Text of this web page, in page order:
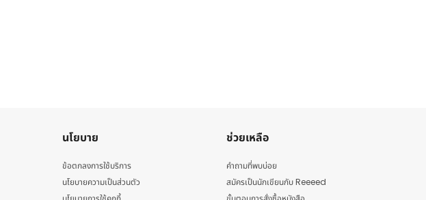
นโยบาย
ข้อตกลงการใช้บริการ
นโยบายความเป็นส่วนตัว
ช่วยเหลือ
คำถามที่พบบ่อย
สมัครเป็นนักเขียนกับ Reeeed